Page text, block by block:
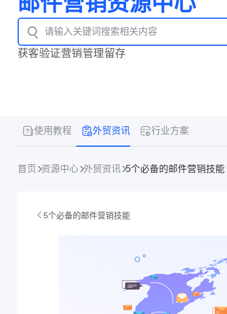
获客验证营销管理留存
使用教程 外贸资讯 行业方案
首页 资源中心 外贸资讯 5个必备的邮件营销技能
5个必备的邮件营销技能